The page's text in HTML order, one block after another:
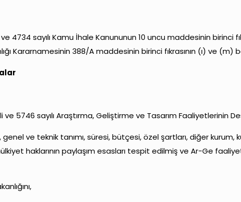
4734 sayılı Kamu İhale Kanununun 10 uncu maddesinin birinci
Kararnamesinin 388/A maddesinin birinci fıkrasının (ı) ve (m)
5746 sayılı Araştırma, Geliştirme ve Tasarım Faaliyetlerinin
genel ve teknik tanımı, süresi, bütçesi, özel şartları, diğer
haklarının paylaşım esasları tespit edilmiş ve Ar-Ge